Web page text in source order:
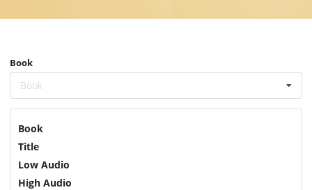
Book
Book
Book
Title
Low Audio
High Audio